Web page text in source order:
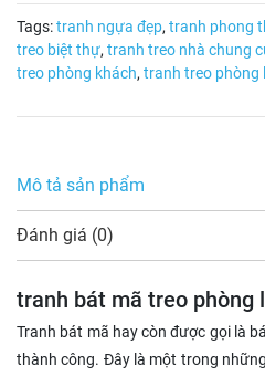
Tags:tranh ngựa đẹp, tranh phong
treo biệt thự, tranh treo nhà chung
treo phòng khách, tranh treo phòng
Mô tả sản phẩm
Đánh giá (0)
tranh bát mã treo phòng
Tranh bát mã hay còn được gọi là
thành công. Đây là một trong